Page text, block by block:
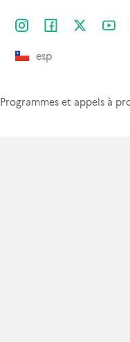
esp
Programmes et appels à